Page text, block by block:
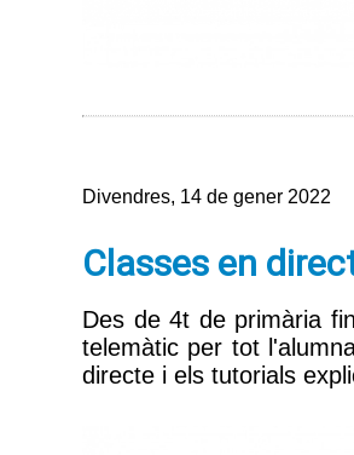
Divendres, 14 de gener 2022
Classes en
Des de 4t de primària
telemàtic per tot
directe i els tutorials